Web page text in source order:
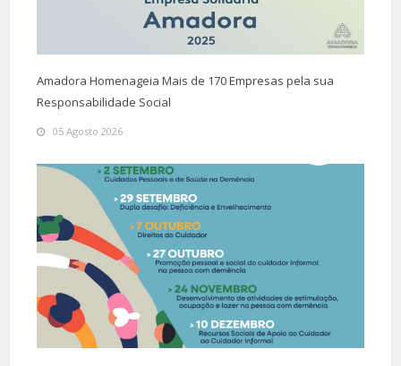
Amadora Homenageia Mais de 170 Empresas pela sua
Responsabilidade Social
05 Agosto 2026